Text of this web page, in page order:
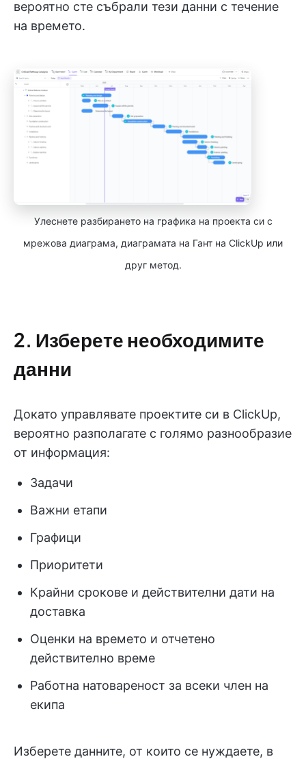
вероятно сте събрали тези данни с течение
на времето.
Улеснете разбирането на графика на проекта си с
мрежова диаграма, диаграмата на Гант на ClickUp или
друг метод.
2. Изберете необходимите
данни
Докато управлявате проектите си в ClickUp,
вероятно разполагате с голямо разнообразие
от информация:
Задачи
Важни етапи
Графици
Приоритети
Крайни срокове и действителни дати на
доставка
Оценки на времето и отчетено
действително време
Работна натовареност за всеки член на
екипа
Изберете данните, от които се нуждаете, в